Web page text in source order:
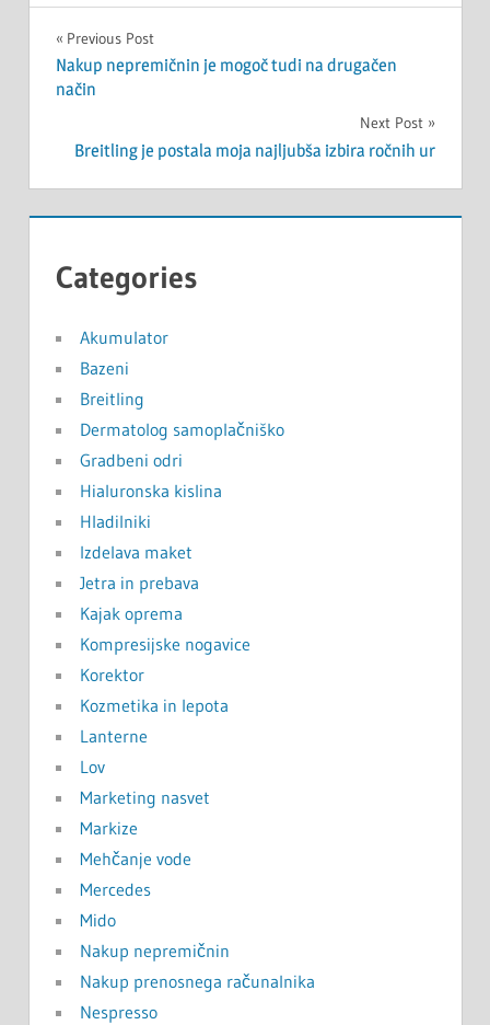
Navigacija
prispevka
Previous Post
Nakup nepremičnin je mogoč tudi na drugačen
način
Next Post
Breitling je postala moja najljubša izbira ročnih ur
Categories
Akumulator
Bazeni
Breitling
Dermatolog samoplačniško
Gradbeni odri
Hialuronska kislina
Hladilniki
Izdelava maket
Jetra in prebava
Kajak oprema
Kompresijske nogavice
Korektor
Kozmetika in lepota
Lanterne
Lov
Marketing nasvet
Markize
Mehčanje vode
Mercedes
Mido
Nakup nepremičnin
Nakup prenosnega računalnika
Nespresso